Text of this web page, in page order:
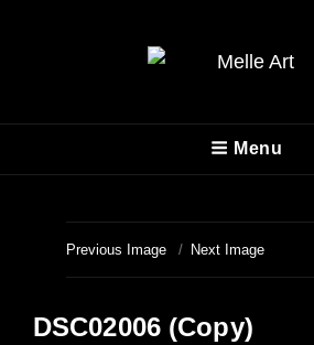
MELLE ART
Menu
Previous Image Next Image
DSC02006 (Copy)